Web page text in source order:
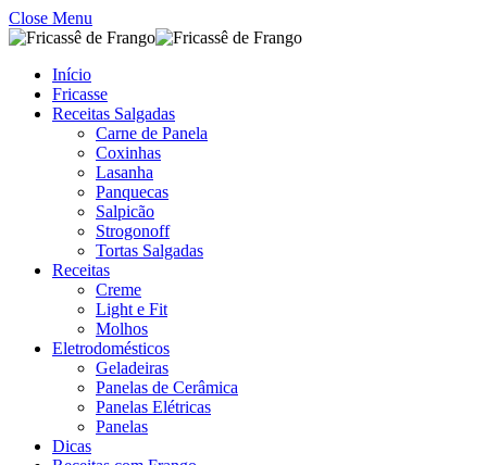
Close Menu
Início
Fricasse
Receitas Salgadas
Carne de Panela
Coxinhas
Lasanha
Panquecas
Salpicão
Strogonoff
Tortas Salgadas
Receitas
Creme
Light e Fit
Molhos
Eletrodomésticos
Geladeiras
Panelas de Cerâmica
Panelas Elétricas
Panelas
Dicas